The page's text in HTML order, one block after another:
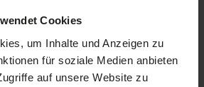
Cookies
um Inhalte und Anzeigen zu
für soziale Medien anbieten
auf unsere Website zu
eines Diagramms auswählen und